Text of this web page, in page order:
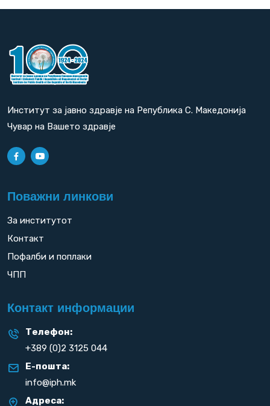
Институт за јавно здравје на Република С. Македонија
Чувар на Вашето здравје
Поважни линкови
За институтот
Контакт
Пофалби и поплаки
ЧПП
Контакт информации
Телефон:
+389 (0)2 3125 044
Е-пошта:
info@iph.mk
Адреса: